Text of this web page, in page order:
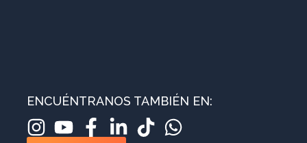
ENCUÉNTRANOS TAMBIÉN EN: